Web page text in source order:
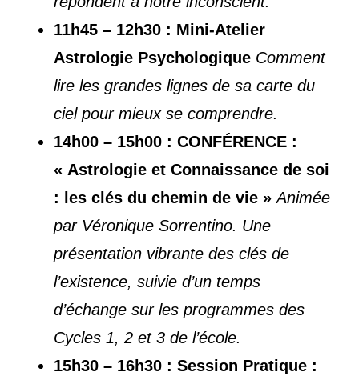
11h45 – 12h30 : Mini-Atelier
Astrologie Psychologique Comment
lire les grandes lignes de sa carte du
ciel pour mieux se comprendre.
14h00 – 15h00 : CONFÉRENCE :
« Astrologie et Connaissance de soi
: les clés du chemin de vie » Animée
par Véronique Sorrentino. Une
présentation vibrante des clés de
l’existence, suivie d’un temps
d’échange sur les programmes des
Cycles 1, 2 et 3 de l’école.
15h30 – 16h30 : Session Pratique :